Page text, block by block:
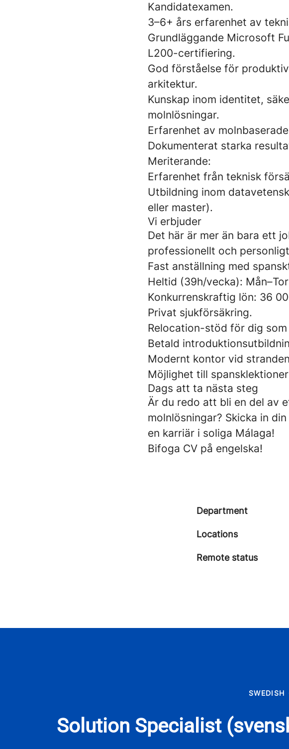
Kandidatexamen.
3–6+ års erfarenhet av
Grundläggande Microsoft
L200-certifiering.
God förståelse för
arkitektur.
Kunskap inom identitet,
molnlösningar.
Erfarenhet av
Dokumenterat starka
Meriterande:
Erfarenhet från teknisk
Utbildning inom
eller master).
Vi erbjuder
Det här är mer än bara ett
professionellt och
Fast anställning med
Heltid (39h/vecka):
Konkurrenskraftig lön: 36
Privat sjukförsäkring.
Relocation-stöd för dig
Betald
Modernt kontor vid
Möjlighet till
Dags att ta nästa steg
Är du redo att bli en del av
molnlösningar? Skicka in
en karriär i soliga Málaga!
Bifoga CV på engelska!
Department
Locations
Remote status
SWEDISH
Solution Specialist